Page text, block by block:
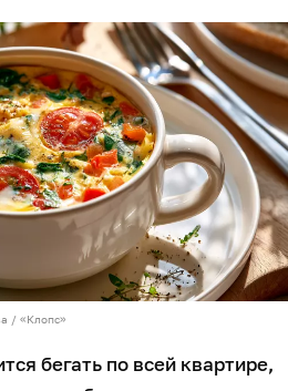
/ «Клопс»
бегать по всей квартире,